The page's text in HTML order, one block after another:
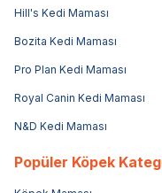
Hill's Kedi Maması
Bozita Kedi Maması
Pro Plan Kedi Maması
Royal Canin Kedi Maması
N&D Kedi Maması
Popüler Köpek